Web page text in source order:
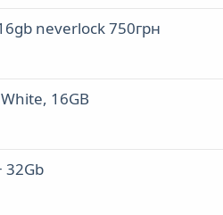
neverlock 750грн
16GB
32Gb